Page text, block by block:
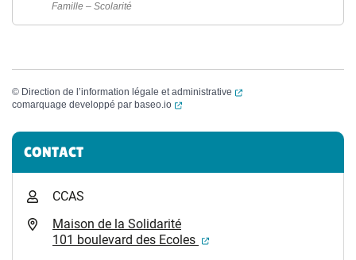
Famille – Scolarité
© Direction de l’information légale et administrative
(ouverture dans un
comarquage developpé par baseo.io (ouverture dans un nouvel onglet)
Informations complémentaires
CONTACT
CCAS
Maison de la Solidarité
101 boulevard des Ecoles
(ouverture dans un